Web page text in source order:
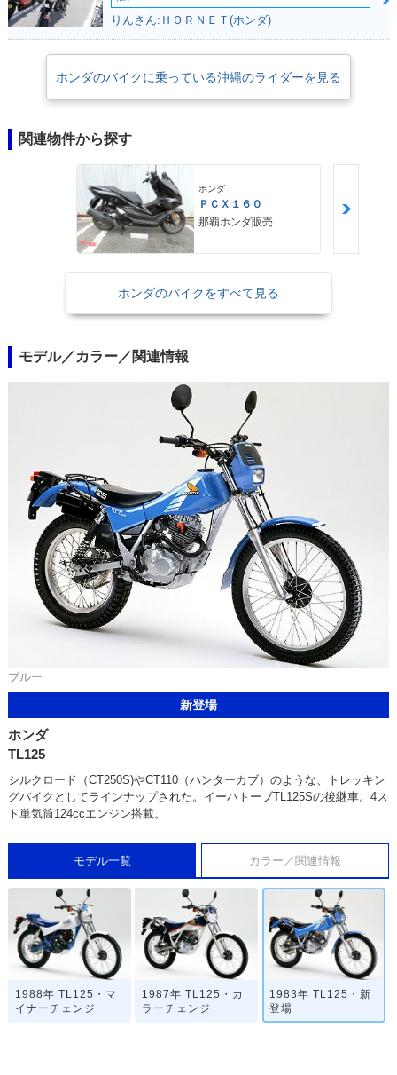
りんさん:ＨＯＲＮＥＴ(ホンダ)
ホンダのバイクに乗っている沖縄のライダーを見る
関連物件から探す
ホンダ
ＰＣＸ１６０
那覇ホンダ販売
ホンダのバイクをすべて見る
モデル／カラー／関連情報
ブルー
新登場
ホンダ
TL125
シルクロード（CT250S)やCT110（ハンターカブ）のような、トレッキン
グバイクとしてラインナップされた。イーハトーブTL125Sの後継車。4ス
ト単気筒124ccエンジン搭載。
モデル一覧 カラー／関連情報
1988年 TL125・マ
イナーチェンジ
1987年 TL125・カ
ラーチェンジ
1983年 TL125・新
登場